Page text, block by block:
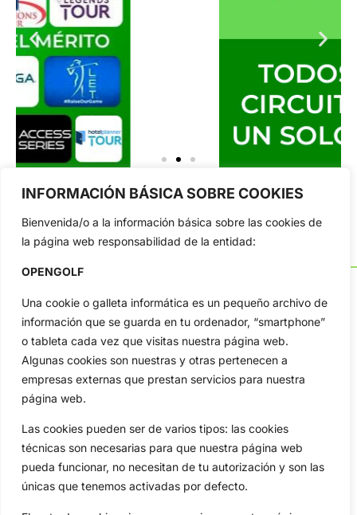
INFORMACIÓN BÁSICA SOBRE COOKIES
Bienvenida/o a la información básica sobre las cookies de
la página web responsabilidad de la entidad:
OPENGOLF
Una cookie o galleta informática es un pequeño archivo de
información que se guarda en tu ordenador, “smartphone”
o tableta cada vez que visitas nuestra página web.
Algunas cookies son nuestras y otras pertenecen a
empresas externas que prestan servicios para nuestra
página web.
Las cookies pueden ser de varios tipos: las cookies
técnicas son necesarias para que nuestra página web
pueda funcionar, no necesitan de tu autorización y son las
únicas que tenemos activadas por defecto.
OpenGolf ofrece toda la actualidad, información del golf
profesional y amateur, resultados en directo, vídeos, noticias,
Jon Rahm, LIV Golf, PGA Tour, Ryder Cup, DP World Tour, LPGA
Tour...
Categorias
Inicio
Actualidad
Amateurs
Circuitos
Jon Rahm
Ryder Cup
Reglas
Vídeos